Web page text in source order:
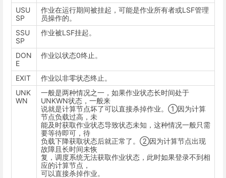
USU
SP
作业在运行期间被挂起，可能是作业所有者或LSF管理
员操作的。
SSU
SP
作业被LSF挂起。
DON
E
作业以状态0终止。
EXIT
作业以非零状态终止。
UNK
WN
一般是两种情况之一，如果作业状态长时间处于
UNKWN状态，一般来
说就是计算节点坏了可以直接杀掉作业。①因为计算
节点负载过高，未
能及时获取作业状态导致状态未知，这种情况一般只需
要等待即可，待
负载下降获取状态后就正常了。②因为计算节点出现
故障且长时间未恢
复，调度系统无法获取作业状态，此时如果登录不到相
应的计算节点，
可以直接杀掉作业。